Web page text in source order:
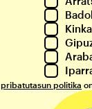
Kinka
pribatutasun politika